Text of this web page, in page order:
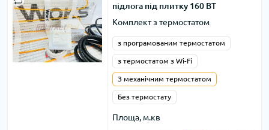
підлога під плитку 160 ВТ
Комплект з термостатом
з програмованим термостатом
з термостатом з Wi-Fi
З механічним термостатом
Без термостату
Площа, м.кв